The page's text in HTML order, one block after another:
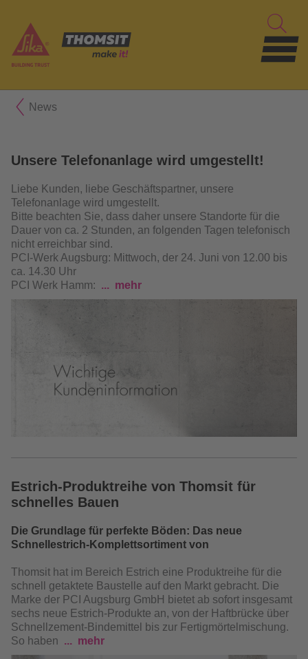
News
Unsere Telefonanlage wird umgestellt!
Liebe Kunden, liebe Geschäftspartner, unsere
Telefonanlage wird umgestellt.
Bitte beachten Sie, dass daher unsere Standorte für die
Dauer von ca. 2 Stunden, an folgenden Tagen telefonisch
nicht erreichbar sind.
PCI-Werk Augsburg: Mittwoch, der 24. Juni von 12.00 bis
ca. 14.30 Uhr
PCI Werk Hamm:
mehr
Estrich-Produktreihe von Thomsit für
schnelles Bauen
Die Grundlage für perfekte Böden: Das neue
Schnellestrich-Komplettsortiment von
Thomsit hat im Bereich Estrich eine Produktreihe für die
schnell getaktete Baustelle auf den Markt gebracht. Die
Marke der PCI Augsburg GmbH bietet ab sofort ins­gesamt
sechs neue Estrich-Produkte an, von der Haftbrücke über
Schnellzement-Bindemittel bis zur Fertigmörtelmischung.
So haben
mehr